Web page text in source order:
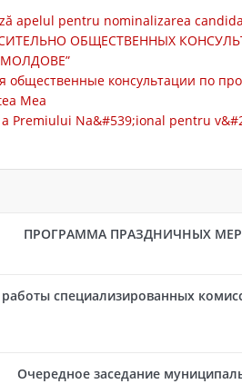
apelul pentru nominalizarea
ОБЩЕСТВЕННЫХ
общественные консультации по
Mea
Premiului Na&#539;ional pentru
ПРОГРАММА ПРАЗДНИЧНЫХ
специализированных
Очередное заседание